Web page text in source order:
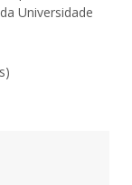
Universidade